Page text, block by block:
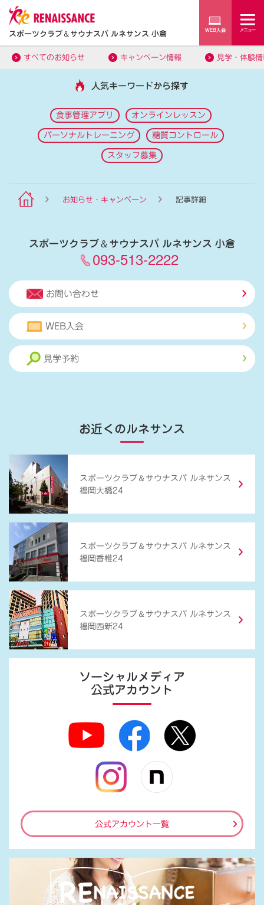
スポーツクラブ＆サウナスパ ルネサンス 小倉
すべてのお知らせ キャンペーン情報 見学・体験
人気キーワードから探す
食事管理アプリ オンラインレッスン
パーソナルトレーニング 糖質コントロール
スタッフ募集
お知らせ・キャンペーン 記事詳細
スポーツクラブ＆サウナスパ ルネサンス 小倉
093-513-2222
お問い合わせ
WEB入会
見学予約
お近くのルネサンス
スポーツクラブ ＆ サウナスパ ルネサンス
福岡大橋24
スポーツクラブ ＆ サウナスパ ルネサンス
福岡香椎24
スポーツクラブ ＆ サウナスパ ルネサンス
福岡西新24
ソーシャルメディア
公式アカウント
公式アカウント一覧